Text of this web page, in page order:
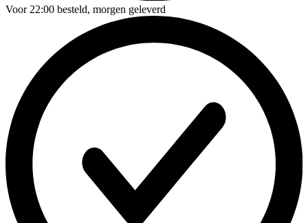
Voor22:00 besteld, morgen geleverd